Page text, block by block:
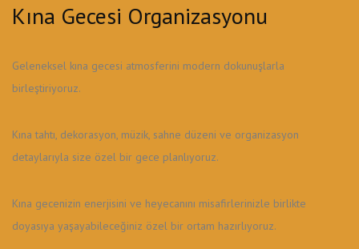
Kına Gecesi Organizasyonu
Geleneksel kına gecesi atmosferini modern dokunuşlarla
birleştiriyoruz.
Kına tahtı, dekorasyon, müzik, sahne düzeni ve organizasyon
detaylarıyla size özel bir gece planlıyoruz.
Kına gecenizin enerjisini ve heyecanını misafirlerinizle birlikte
doyasıya yaşayabileceğiniz özel bir ortam hazırlıyoruz.